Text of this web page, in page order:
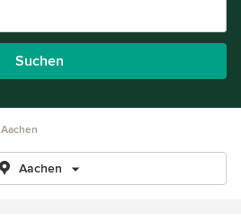
Suchen
Aachen
Aachen